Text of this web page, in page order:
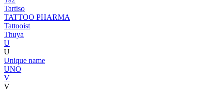
Tartiso
TATTOO PHARMA
Tattooist
Thuya
U
U
Unique name
UNO
V
V